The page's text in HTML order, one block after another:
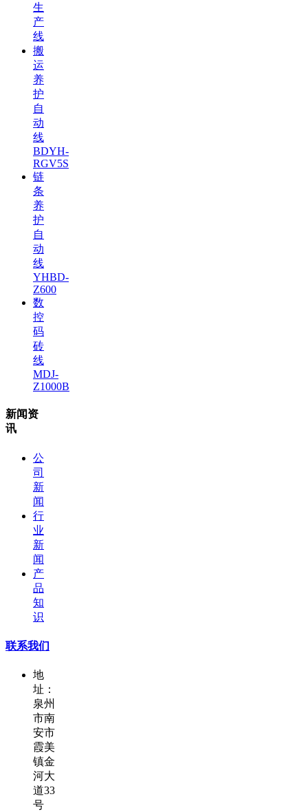
生
产
线
搬
运
养
护
自
动
线
BDYH-
RGV5S
链
条
养
护
自
动
线
YHBD-
Z600
数
控
码
砖
线
MDJ-
Z1000B
新闻资
讯
公
司
新
闻
行
业
新
闻
产
品
知
识
联系我们
地
址：
泉州
市南
安市
霞美
镇金
河大
道33
号